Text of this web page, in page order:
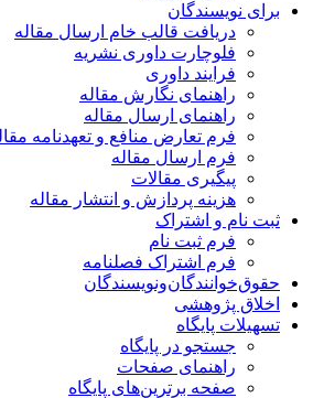
برای نویسندگان
دریافت قالب خام ارسال مقاله
فلوچارت داوری نشریه
فرایند داوری
راهنمای نگارش مقاله
راهنمای ارسال مقاله
فرم تعارض منافع و تعهدنامه مقاله
فرم ارسال مقاله
پیگیری مقالات
هزینه پردازش و انتشار مقاله
ثبت نام و اشتراک
فرم ثبت نام
فرم اشتراک فصلنامه
حقوق‌خوانندگان‌و‌نویسندگان
اخلاق پژوهشی
تسهیلات پایگاه
جستجو در پایگاه
راهنمای صفحات
صفحه برترین‌های پایگاه